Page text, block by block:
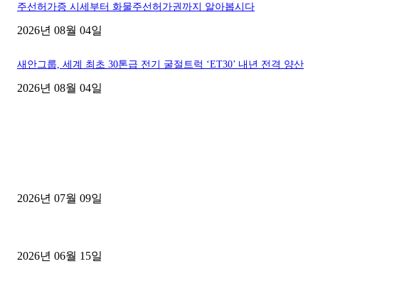
주선허가증 시세부터 화물주선허가권까지 알아봅시다
2026년 08월 04일
새안그룹, 세계 최초 30톤급 전기 굴절트럭 ‘ET30’ 내년 전격 양산
2026년 08월 04일
2026년 07월 09일
2026년 06월 15일